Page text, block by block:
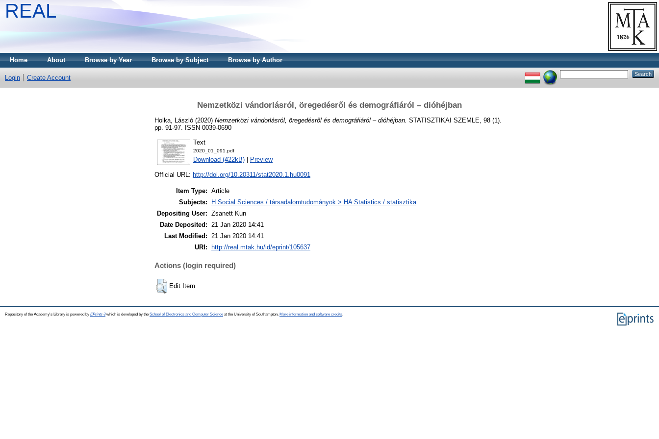
REAL
Home About Browse by Year Browse by Subject Browse by Author
Login Create Account
Nemzetközi vándorlásról, öregedésről és demográfiáról – dióhéjban
Holka, László (2020) Nemzetközi vándorlásról, öregedésről és demográfiáról – dióhéjban. STATISZTIKAI SZEMLE, 98 (1).
pp. 91-97. ISSN 0039-0690
Text
2020_01_091.pdf
Download (422kB) Preview
Official URL: http://doi.org/10.20311/stat2020.1.hu0091
Item Type: Article
Subjects:
H Social Sciences / társadalomtudományok > HA Statistics / statisztika
Depositing User: Zsanett Kun
Date Deposited: 21 Jan 2020 14:41
Last Modified: 21 Jan 2020 14:41
URI:
http://real.mtak.hu/id/eprint/105637
Actions (login required)
Edit Item
Repository of the Academy's Library is powered by EPrints 3which is developed by the School of Electronics and Computer Science at the University of Southampton. More information and software credits